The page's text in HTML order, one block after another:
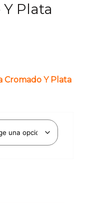
Plata
Cromado Y Plata